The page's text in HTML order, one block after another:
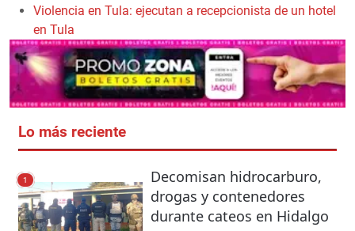
Violencia en Tula: ejecutan a recepcionista de un hotel
en Tula
Lo más reciente
1
Decomisan hidrocarburo,
drogas y contenedores
durante cateos en Hidalgo